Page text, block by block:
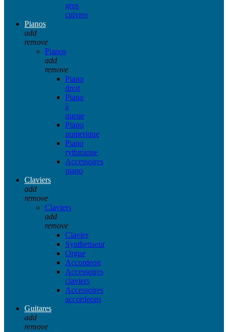
gros
cuivres
Pianos
add
remove
Pianos
add
remove
Piano
droit
Piano
à
queue
Piano
numerique
Piano
rythmique
Accessoires
piano
Claviers
add
remove
Claviers
add
remove
Clavier
Synthetiseur
Orgue
Accordeon
Accessoires
claviers
Accessoires
accordeons
Guitares
add
remove